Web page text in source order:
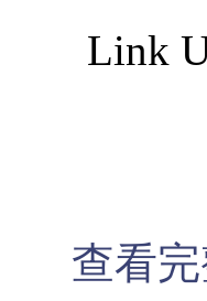
Link
查看